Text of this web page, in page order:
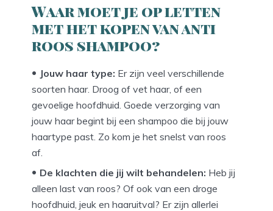
Waar moet je op letten
met het kopen van anti
roos shampoo?
Jouw haar type: Er zijn veel verschillende
soorten haar. Droog of vet haar, of een
gevoelige hoofdhuid. Goede verzorging van
jouw haar begint bij een shampoo die bij jouw
haartype past. Zo kom je het snelst van roos
af.
De klachten die jij wilt behandelen: Heb jij
alleen last van roos? Of ook van een droge
hoofdhuid, jeuk en haaruitval? Er zijn allerlei